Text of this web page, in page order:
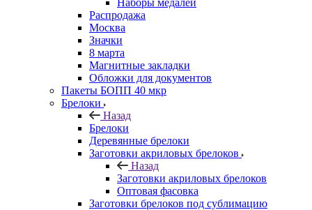
Наборы медалей
Распродажа
Москва
Значки
8 марта
Магнитные закладки
Обложки для документов
Пакеты БОПП 40 мкр
Брелоки
Назад
Брелоки
Деревянные брелоки
Заготовки акриловых брелоков
Назад
Заготовки акриловых брелоков
Оптовая фасовка
Заготовки брелоков под сублимацию